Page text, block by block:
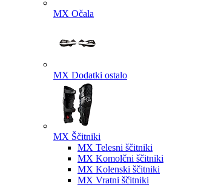
MX Očala
MX Dodatki ostalo
MX Ščitniki
MX Telesni ščitniki
MX Komolčni ščitniki
MX Kolenski ščitniki
MX Vratni ščitniki